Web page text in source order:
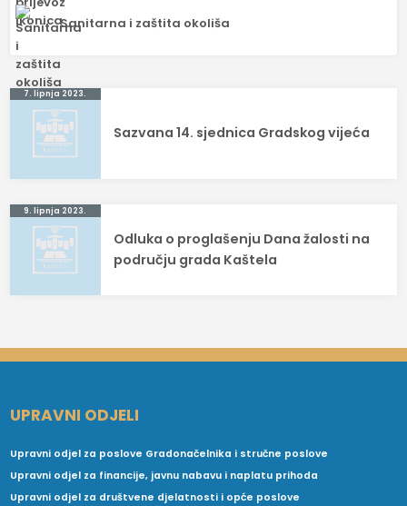
Sanitarna i zaštita okoliša
Navigacija
objava
7. lipnja 2023.
Sazvana 14. sjednica Gradskog vijeća
9. lipnja 2023.
Odluka o proglašenju Dana žalosti na
području grada Kaštela
UPRAVNI ODJELI
Upravni odjel za poslove Gradonačelnika i stručne poslove
Upravni odjel za financije, javnu nabavu i naplatu prihoda
Upravni odjel za društvene djelatnosti i opće poslove